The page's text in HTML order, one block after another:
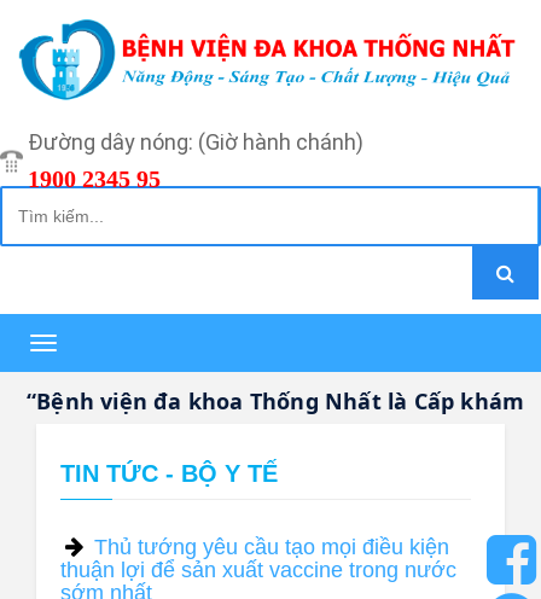
Đường dây nóng: (Giờ hành chánh)
1900 2345 95
Toggle
navigation
viện đa khoa Thống Nhất là Cấp khám
TIN TỨC - BỘ Y TẾ
Thủ tướng yêu cầu tạo mọi điều kiện
thuận lợi để sản xuất vaccine trong nước
sớm nhất